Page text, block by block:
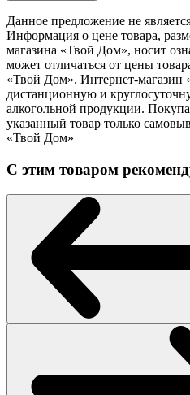
Данное предложение не
Информация о цене товара,
магазина «Твой Дом», носит
может отличаться от цены
«Твой Дом». Интернет-магазин
дистанционную и
алкогольной продукции.
указанный товар только
«Твой Дом»
С этим товаром